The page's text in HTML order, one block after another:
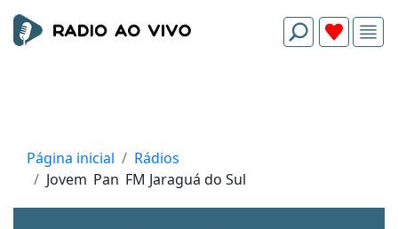
Página inicial
Rádios
Jovem Pan FM Jaraguá do Sul